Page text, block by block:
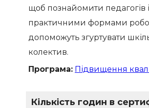
щоб познайомити педагогів
практичними формами
допоможуть згуртувати
колектив.
Програма: Підвищення
Кількість годин в